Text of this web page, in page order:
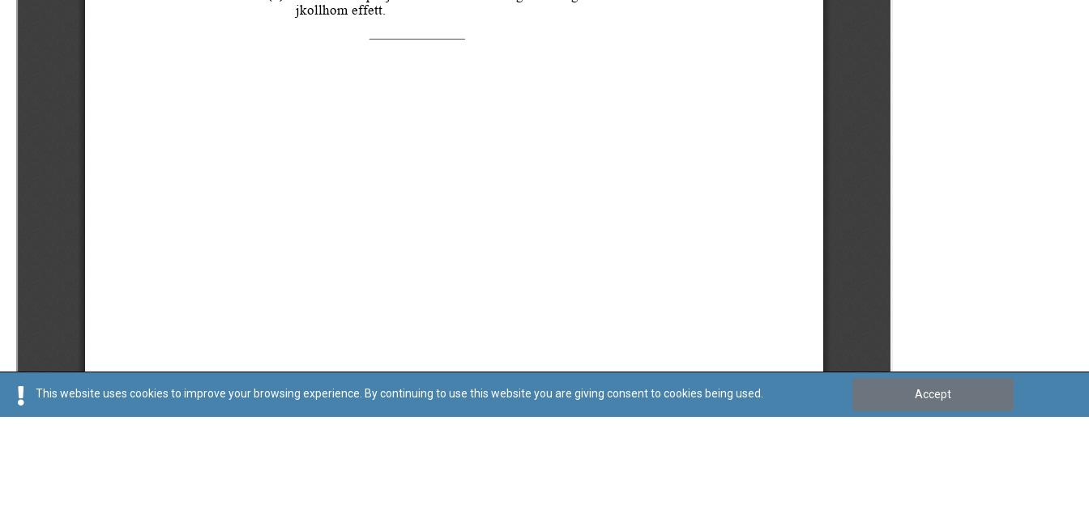
This website uses cookies to improve your browsing experience. By continuing to use this website you are giving consent to cookies being used. Accept
Regoli tal-Privatezza Cookie Policy Accessibility Statement